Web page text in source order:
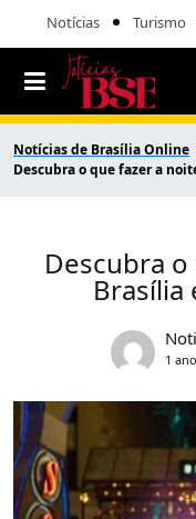
Notícias Turismo
Notícias de Brasília Online
Descubra o que fazer a
Descubra
Brasília
1